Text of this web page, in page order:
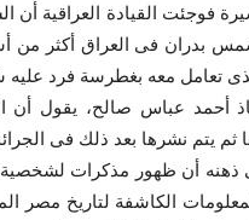
فوجئت القيادة العراقية أن
بدران فى العراق أكثر من
تعامل معه بغطرسة فرد
للأستاذ أحمد عباس صالح،
ثم يتم نشرها بعد ذلك فى
ذهنه أن ظهور مذكرات
الكاشفة لتاريخ مصر